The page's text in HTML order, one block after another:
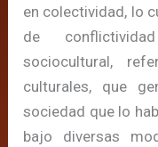
en colectividad, lo
de
sociocultural,
culturales, que
sociedad que lo
bajo diversas